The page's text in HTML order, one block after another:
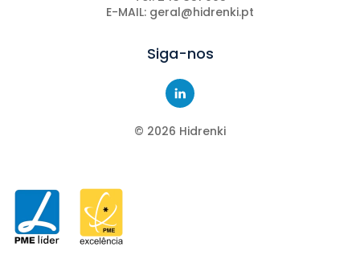
E-MAIL: geral@hidrenki.pt
Siga-nos
© 2026 Hidrenki